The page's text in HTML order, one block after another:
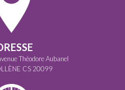
Théodore Aubanel
CS 20099